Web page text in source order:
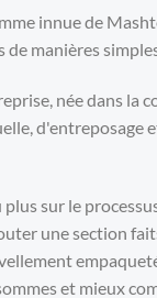
innue de
manières
née dans la
d'entreposage
sur le
une section
et mieux